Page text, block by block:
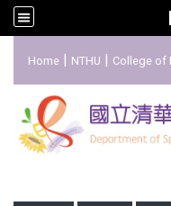
Home | NTHU | College of